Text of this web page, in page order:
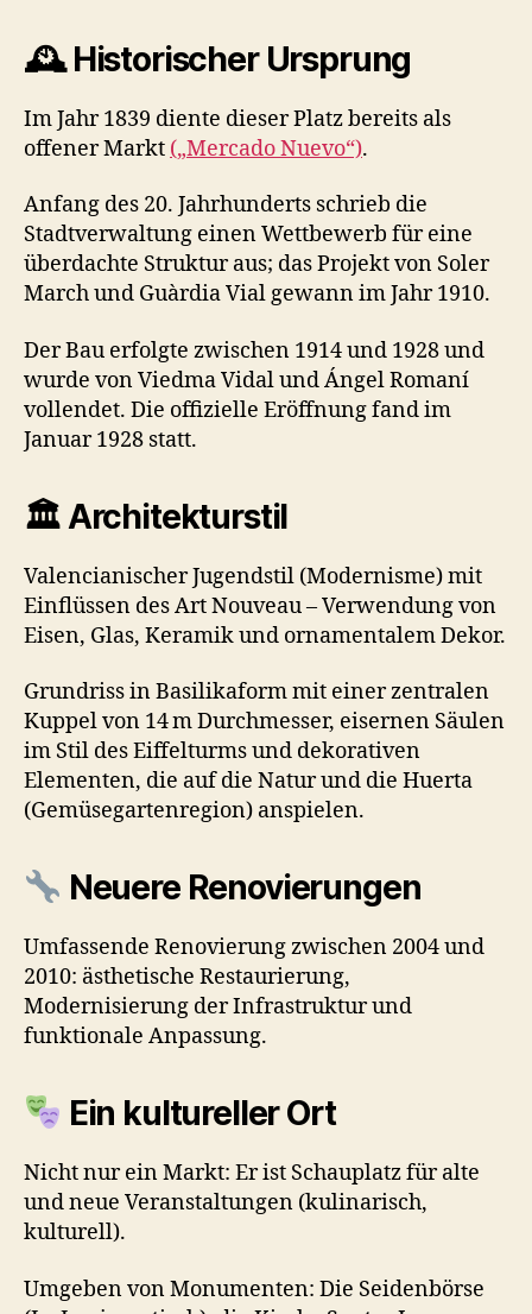
🕰Historischer Ursprung
Im Jahr 1839 diente dieser Platz bereits als
offener Markt („Mercado Nuevo“).
Anfang des 20. Jahrhunderts schrieb die
Stadtverwaltung einen Wettbewerb für eine
überdachte Struktur aus; das Projekt von Soler
March und Guàrdia Vial gewann im Jahr 1910.
Der Bau erfolgte zwischen 1914 und 1928 und
wurde von Viedma Vidal und Ángel Romaní
vollendet. Die offizielle Eröffnung fand im
Januar 1928 statt.
🏛Architekturstil
Valencianischer Jugendstil (Modernisme) mit
Einflüssen des Art Nouveau – Verwendung von
Eisen, Glas, Keramik und ornamentalem Dekor.
Grundriss in Basilikaform mit einer zentralen
Kuppel von 14 m Durchmesser, eisernen Säulen
im Stil des Eiffelturms und dekorativen
Elementen, die auf die Natur und die Huerta
(Gemüsegartenregion) anspielen.
Neuere Renovierungen
Umfassende Renovierung zwischen 2004 und
2010: ästhetische Restaurierung,
Modernisierung der Infrastruktur und
funktionale Anpassung.
Ein kultureller Ort
Nicht nur ein Markt: Er ist Schauplatz für alte
und neue Veranstaltungen (kulinarisch,
kulturell).
Umgeben von Monumenten: Die Seidenbörse